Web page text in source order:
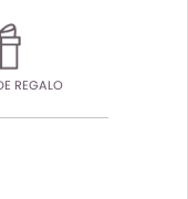
REGALO